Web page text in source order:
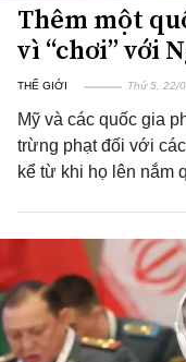
Thêm một
vì “chơi” với
THẾ GIỚI Thứ 5, 22/
Mỹ và các quốc gia
trừng phạt đối với
kể từ khi họ lên nắm